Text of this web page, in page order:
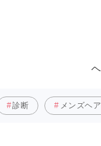
診断 メンズヘア